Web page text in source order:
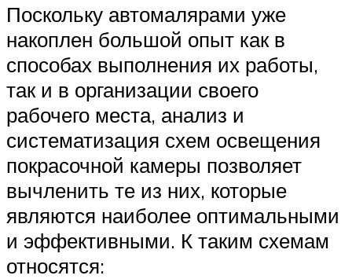
Поскольку автомалярами уже
накоплен большой опыт как в
способах выполнения их работы,
так и в организации своего
рабочего места, анализ и
систематизация схем освещения
покрасочной камеры позволяет
вычленить те из них, которые
являются наиболее оптимальными
и эффективными. К таким схемам
относятся: